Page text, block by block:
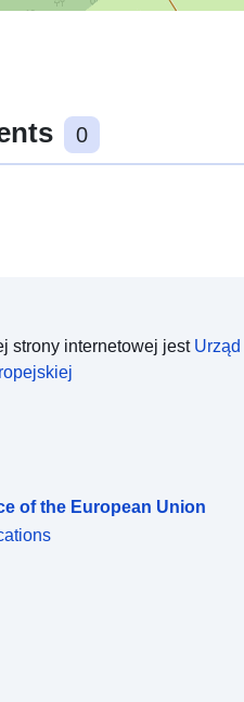
0
strony internetowej jest Urząd
of the European Union